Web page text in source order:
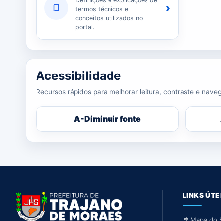
termos técnicos e
conceitos utilizados no
portal.
›
Acessibilidade
Recursos rápidos para melhorar leitura, contraste e
A-Diminuir fonte
LINKS